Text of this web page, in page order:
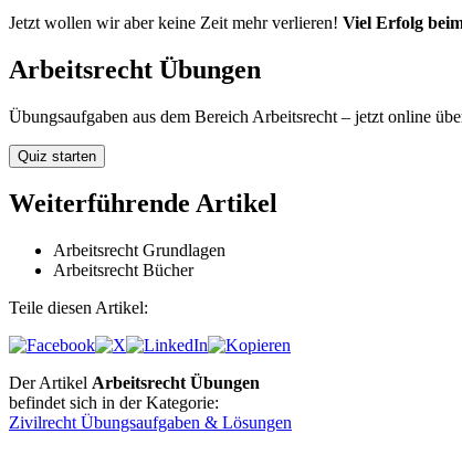
Jetzt wollen wir aber keine Zeit mehr verlieren! Viel Erfolg
Arbeitsrecht Übungen
Übungsaufgaben aus dem Bereich Arbeitsrecht – jetzt online
Weiterführende Artikel
Arbeitsrecht Grundlagen
Arbeitsrecht Bücher
Teile diesen Artikel:
Der Artikel Arbeitsrecht Übungen
befindet sich in der Kategorie:
Zivilrecht Übungsaufgaben & Lösungen